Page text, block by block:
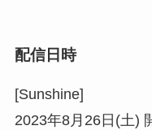
配信日時
[Sunshine]
2023年8月26日(土)